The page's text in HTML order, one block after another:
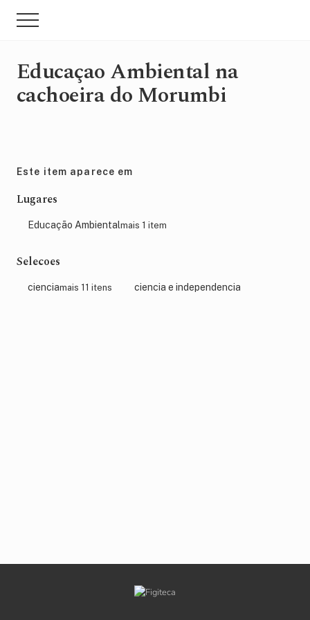
content
para
primária
Menu
Educaçao Ambiental na
cachoeira do Morumbi
Este item aparece em
Lugares
Educação Ambientalmais 1 item
Selecoes
cienciamais 11 itens ciencia e independencia